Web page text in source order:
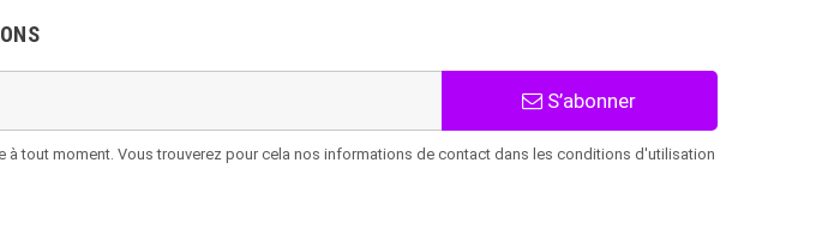
S’abonner
à tout moment. Vous trouverez pour cela nos informations de contact dans les conditions d'utilisation